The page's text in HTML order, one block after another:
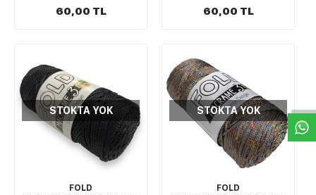
60,00 TL 60,00 TL
STOKTA YOK
FOLD
STOKTA YOK
FOLD